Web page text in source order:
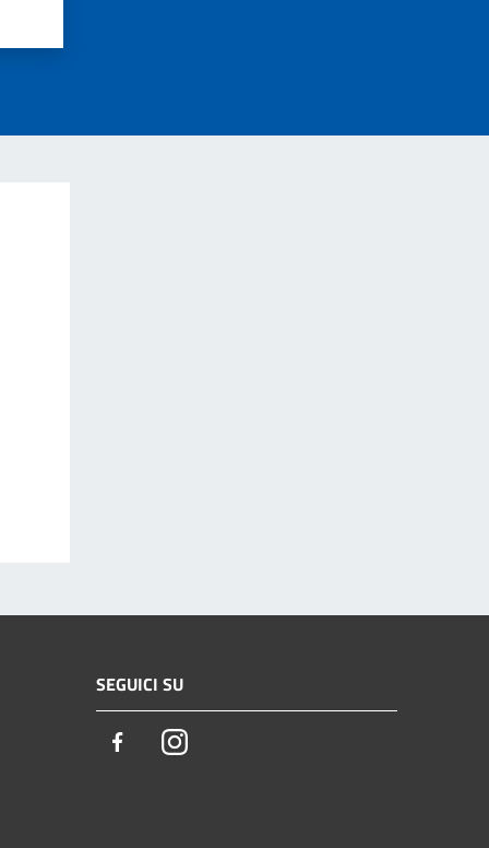
SEGUICI SU
FacebookInstagram